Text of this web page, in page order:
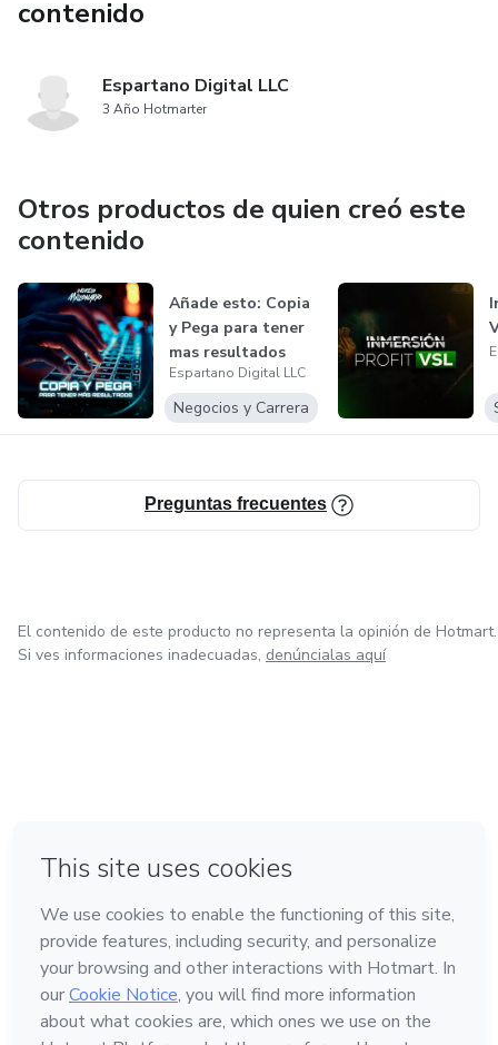
contenido
Espartano Digital LLC
3 Año Hotmarter
Otros productos de quien creó este
contenido
Añade esto: Copia
y Pega para tener
mas resultados
Espartano Digital LLC
Negocios y Carrera
Preguntas frecuentes
El contenido de este producto no representa la opinión de Hotmart.
Si ves informaciones inadecuadas, denúncialas aquí
Hecho con❤ en Ciudad de México
Conoce Hotmart